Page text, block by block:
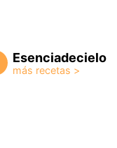
Esenciadecielo